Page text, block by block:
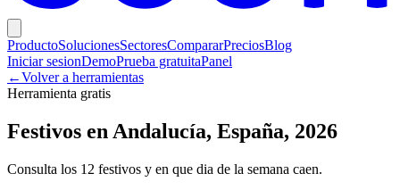
ProductoSolucionesSectoresCompararPreciosBlog
Iniciar sesionDemoPrueba gratuitaPanel
←Volver a herramientas
Herramienta gratis
Festivos en Andalucía, España, 2026
Consulta los 12 festivos y en que dia de la semana caen.